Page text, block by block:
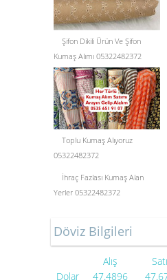
Şifon Dikili Ürün Ve Şifon
Kumaş Alımı 05322482372
Toplu Kumaş Alıyoruz
05322482372
İhraç Fazlası Kumaş Alan
Yerler 05322482372
Döviz Bilgileri
Alış
Dolar
47.4896